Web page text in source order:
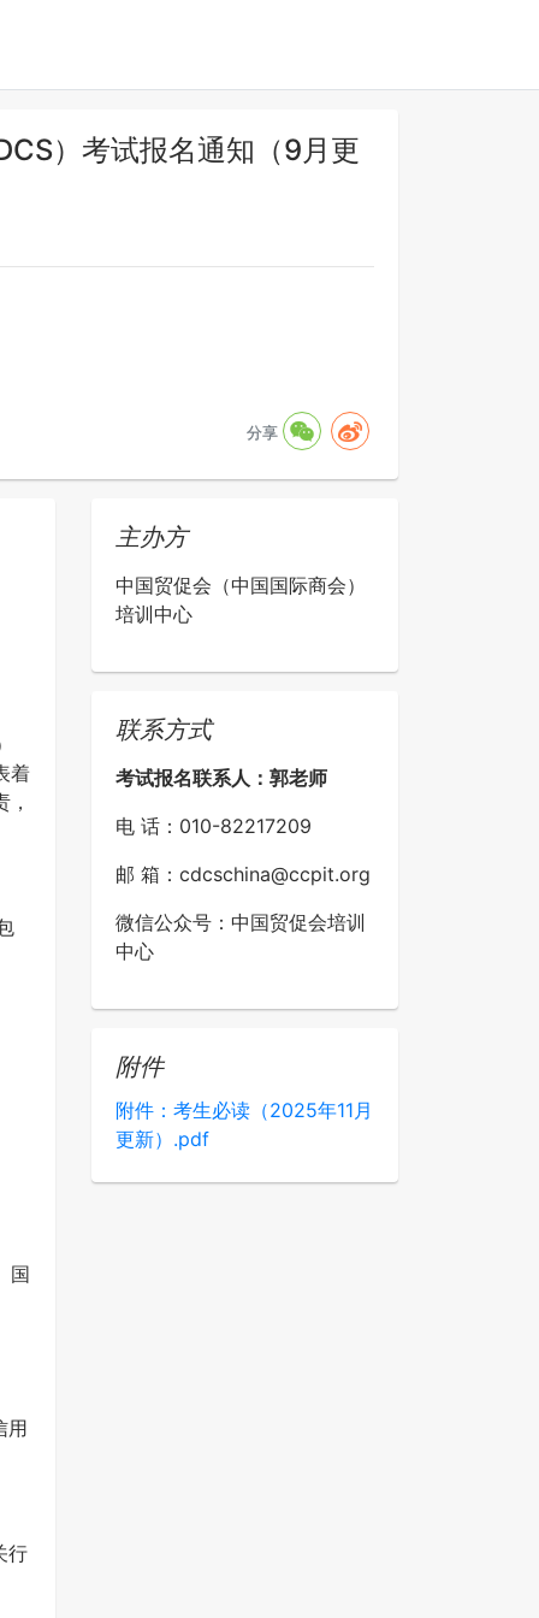
）考试报名通知（9月更
分享
着
国
用
行
主办方
中国贸促会（中国国际商会）
培训中心
联系方式
考试报名联系人：郭老师
电 话：010-82217209
邮 箱：cdcschina@ccpit.org
微信公众号：中国贸促会培训
中心
附件
附件：考生必读（2025年11月
更新）.pdf